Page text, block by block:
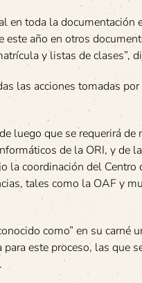
en toda la
este año en otros
y listas de clases”,
las acciones tomadas
luego que se requerirá de
de la ORI, y de
la coordinación del Centro
tales como la OAF y
como” en su carné
este proceso, las que